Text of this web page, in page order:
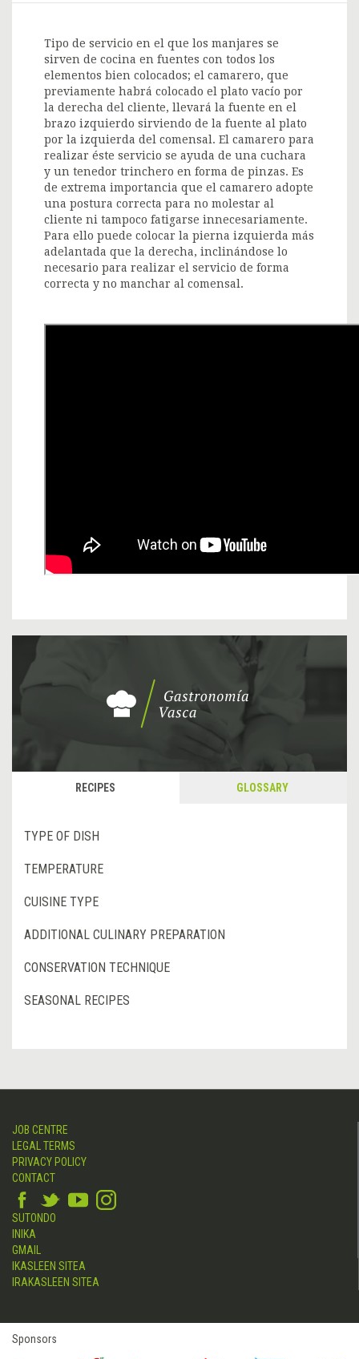
Tipo de servicio en el que los manjares se
sirven de cocina en fuentes con todos los
elementos bien colocados; el camarero, que
previamente habrá colocado el plato vacío por
la derecha del cliente, llevará la fuente en el
brazo izquierdo sirviendo de la fuente al plato
por la izquierda del comensal. El camarero para
realizar éste servicio se ayuda de una cuchara
y un tenedor trinchero en forma de pinzas. Es
de extrema importancia que el camarero adopte
una postura correcta para no molestar al
cliente ni tampoco fatigarse innecesariamente.
Para ello puede colocar la pierna izquierda más
adelantada que la derecha, inclinándose lo
necesario para realizar el servicio de forma
correcta y no manchar al comensal.
RECIPES GLOSSARY
TYPE OF DISH
TEMPERATURE
CUISINE TYPE
ADDITIONAL CULINARY PREPARATION
CONSERVATION TECHNIQUE
SEASONAL RECIPES
JOB CENTRE
LEGAL TERMS
PRIVACY POLICY
CONTACT
SUTONDO
INIKA
GMAIL
IKASLEEN SITEA
IRAKASLEEN SITEA
Sponsors